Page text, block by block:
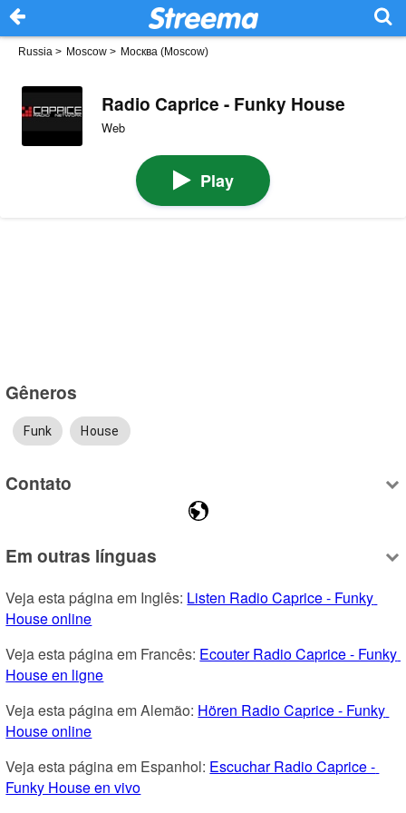
Russia > Moscow > Москва (Moscow)
Radio Caprice - Funky House
Web
Play
Gêneros
Funk House
Contato
Em outras línguas
Veja esta página em Inglês: Listen Radio Caprice - Funky
House online
Veja esta página em Francês: Ecouter Radio Caprice - Funky
House en ligne
Veja esta página em Alemão: Hören Radio Caprice - Funky
House online
Veja esta página em Espanhol: Escuchar Radio Caprice -
Funky House en vivo